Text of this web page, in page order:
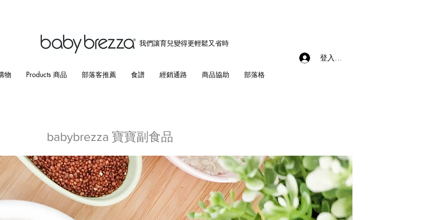
我們讓育兒變得更輕鬆又省時
登入會員
物 Products 商品 部落客推薦 食譜 經銷通路 商品協助 部落格
babybrezza 寶寶副食品